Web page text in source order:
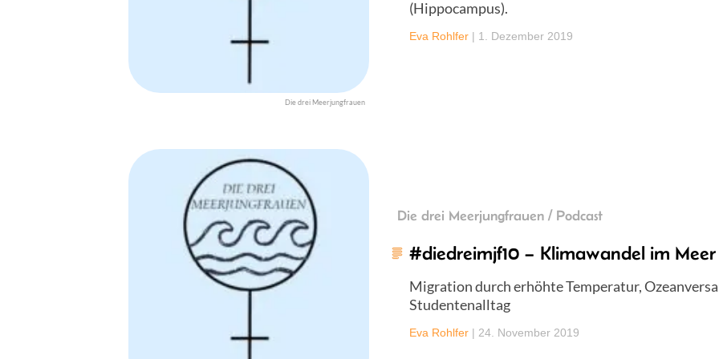
Die drei Meerjungfrauen
(Hippocampus).
Eva Rohlfer | 1. Dezember 2019
Die drei Meerjungfrauen / Podcast
#diedreimjf10 – Klimawandel im Meer
Migration durch erhöhte Temperatur,
Studentenalltag
Eva Rohlfer | 24. November 2019